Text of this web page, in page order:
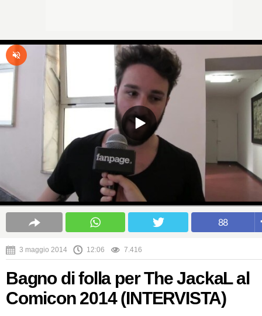
88
3 maggio 2014 12:06 7.416
Bagno di folla per The JackaL al
Comicon 2014 (INTERVISTA)